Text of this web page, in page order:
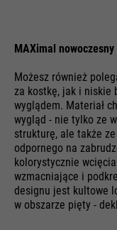
MAXimal nowoczesny
Możesz również
za kostkę, jak i niskie
wyglądem. Materiał
wygląd - nie tylko ze
strukturę, ale także
odpornego na
kolorystycznie
wzmacniające i
designu jest kultowe
w obszarze pięty -